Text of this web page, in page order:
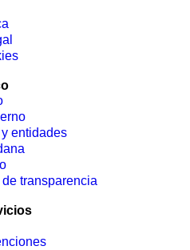
entidades
transparencia